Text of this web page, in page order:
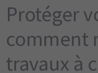
Protéger
comment
travaux à